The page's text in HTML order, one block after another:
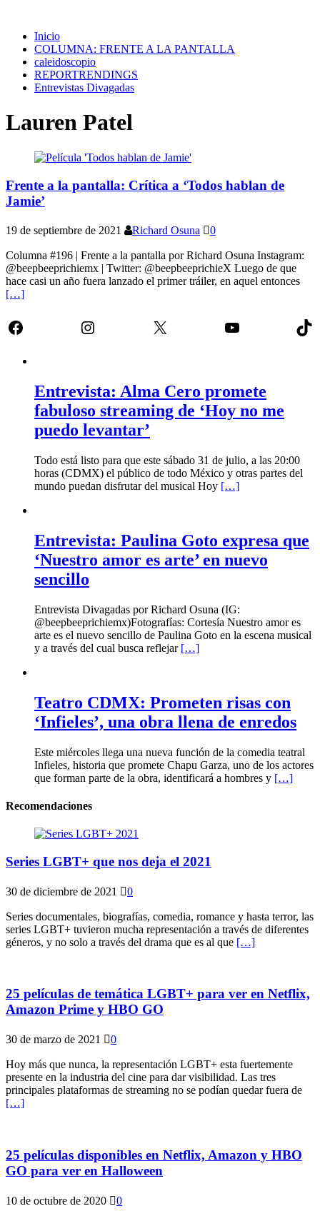
Inicio
COLUMNA: FRENTE A LA PANTALLA
caleidoscopio
REPORTRENDINGS
Entrevistas Divagadas
Lauren Patel
Frente a la pantalla: Crítica a ‘Todos hablan de
Jamie’
19 de septiembre de 2021 Richard Osuna 0
Columna #196 | Frente a la pantalla por Richard Osuna Instagram:
@beepbeeprichiemx | Twitter: @beepbeeprichieX Luego de que
hace casi un año fuera lanzado el primer tráiler, en aquel entonces
[…]
Facebook Instagram X YouTube
Entrevista: Alma Cero promete
fabuloso streaming de ‘Hoy no me
puedo levantar’
Todo está listo para que este sábado 31 de julio, a las 20:00
horas (CDMX) el público de todo México y otras partes del
mundo puedan disfrutar del musical Hoy […]
Entrevista: Paulina Goto expresa que
‘Nuestro amor es arte’ en nuevo
sencillo
Entrevista Divagadas por Richard Osuna (IG:
@beepbeeprichiemx)Fotografías: Cortesía Nuestro amor es
arte es el nuevo sencillo de Paulina Goto en la escena musical
y a través del cual busca reflejar […]
Teatro CDMX: Prometen risas con
‘Infieles’, una obra llena de enredos
Este miércoles llega una nueva función de la comedia teatral
Infieles, historia que promete Chapu Garza, uno de los actores
que forman parte de la obra, identificará a hombres y […]
Recomendaciones
Series LGBT+ que nos deja el 2021
30 de diciembre de 2021 0
Series documentales, biografías, comedia, romance y hasta terror, las
series LGBT+ tuvieron mucha representación a través de diferentes
géneros, y no solo a través del drama que es al que […]
25 películas de temática LGBT+ para ver en Netflix,
Amazon Prime y HBO GO
30 de marzo de 2021 0
Hoy más que nunca, la representación LGBT+ esta fuertemente
presente en la industria del cine para dar visibilidad. Las tres
principales plataformas de streaming no se podían quedar fuera de
[…]
25 películas disponibles en Netflix, Amazon y HBO
GO para ver en Halloween
10 de octubre de 2020 0